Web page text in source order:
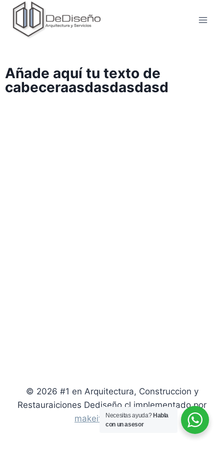
Añade aquí tu texto de
cabeceraasdasdasdasd
© 2026 #1 en Arquitectura, Construccion y
Restauraiciones Dediseño.cl implementado por
makeitremote.com
Necesitas ayuda? Habla
con un asesor